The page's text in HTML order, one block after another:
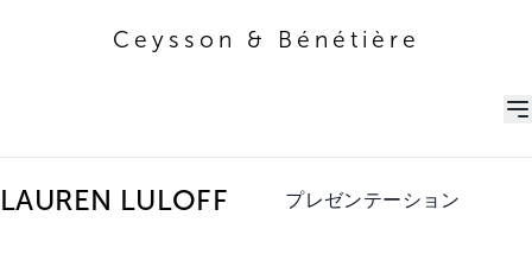
Ceysson & Bénétière
LAUREN LULOFF プレゼンテーション